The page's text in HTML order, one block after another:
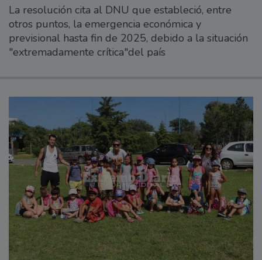
La resolución cita al DNU que estableció, entre
otros puntos, la emergencia económica y
previsional hasta fin de 2025, debido a la situación
"extremadamente crítica"del país